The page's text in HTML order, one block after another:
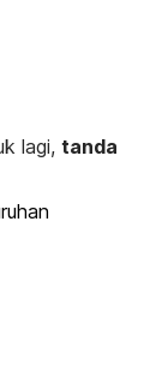
lagi, tanda